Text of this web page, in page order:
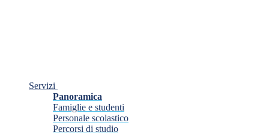
Servizi
Panoramica
Famiglie e studenti
Personale scolastico
Percorsi di studio